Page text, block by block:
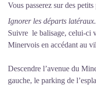
Vous passerez sur des
Ignorer les départs latéraux.
Suivre le balisage, celui-ci
Minervois en accédant au
Descendre l’avenue du
gauche, le parking de